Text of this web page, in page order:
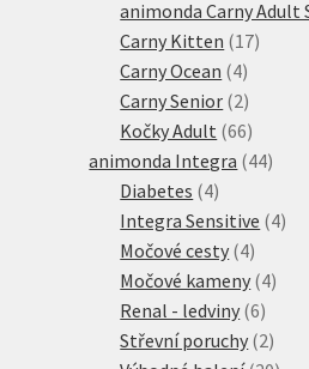
animonda Carny Adult
Carny Kitten 1717
Carny Ocean 44
produkty
Carny Senior 22
produkty
Kočky Adult 6666
animonda Integra 4444
Diabetes 44
produkty
Integra Sensitive 44
Močové cesty 44
Močové kameny 44
Renal - ledviny 66
Střevní poruchy 22